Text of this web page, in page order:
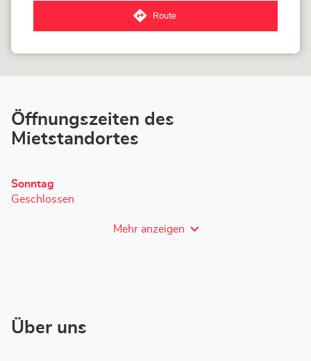
Route
zum
Loxam
Öffnungszeiten des
Mietstandortes
Heutige
Öffnungszeiten
Sonntag
Geschlossen
Mehr anzeigen
und
Über uns